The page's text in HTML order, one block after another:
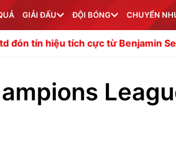
GIẢI ĐẤU ĐỘI BÓNG CHUYỂN
tích cực từ Benjamin Sesko Bản